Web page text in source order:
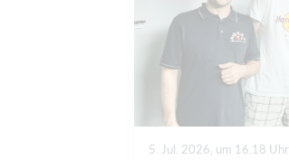
5. Jul. 2026, um 16.18 Uhr